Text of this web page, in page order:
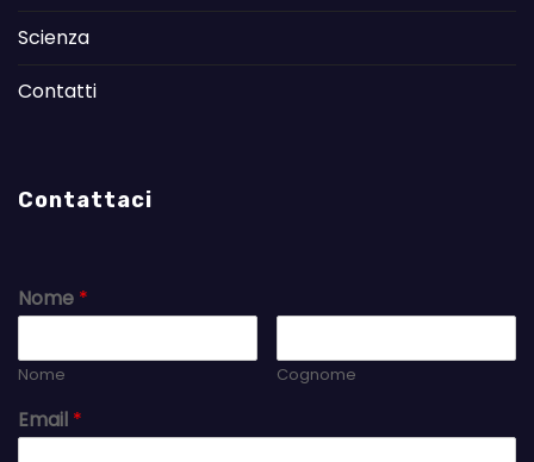
Scienza
Contatti
Contattaci
Nome *
Nome Cognome
Email *